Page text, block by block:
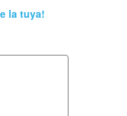
la tuya!